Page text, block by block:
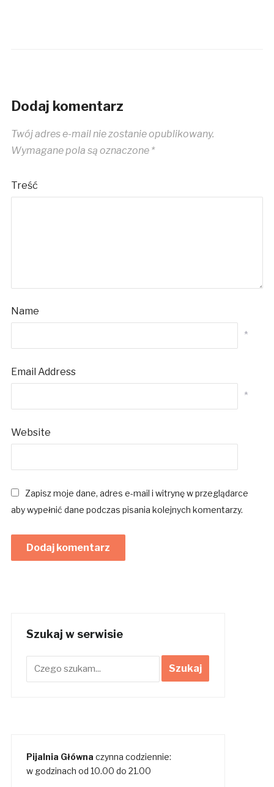
Dodaj komentarz
Twój adres e-mail nie zostanie opublikowany.
Wymagane pola są oznaczone *
Treść
Name
*
Email Address
*
Website
Zapisz moje dane, adres e-mail i witrynę w przeglądarce
aby wypełnić dane podczas pisania kolejnych komentarzy.
Szukaj w serwisie
Pijalnia Główna czynna codziennie:
w godzinach od 10.00 do 21.00